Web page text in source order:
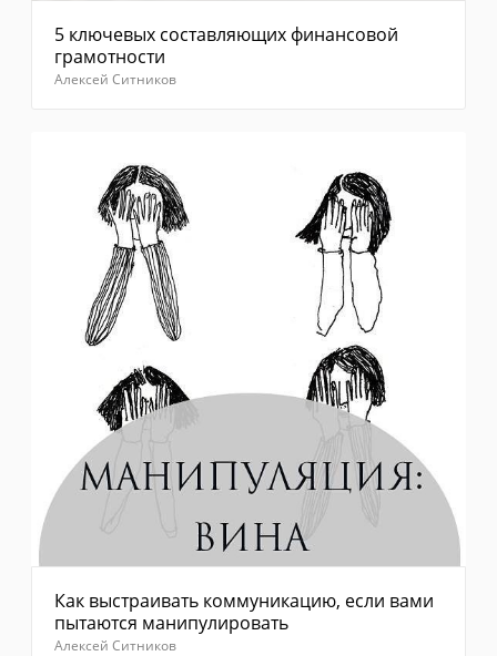
5 ключевых составляющих финансовой
грамотности
Алексей Ситников
Как выстраивать коммуникацию, если вами
пытаются манипулировать
Алексей Ситников